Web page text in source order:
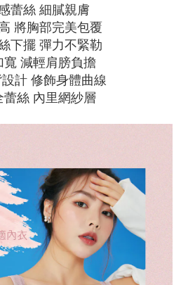
蕾絲 細膩親膚
將胸部完美包覆
下擺 彈力不緊勒
寬 減輕肩膀負擔
計 修飾身體曲線
蕾絲 內里網紗層